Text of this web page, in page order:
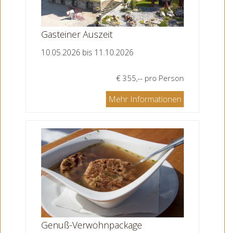
Gasteiner Auszeit
10.05.2026 bis 11.10.2026
€ 355,-- pro Person
Mehr Informationen
Genuß-Verwöhnpackage